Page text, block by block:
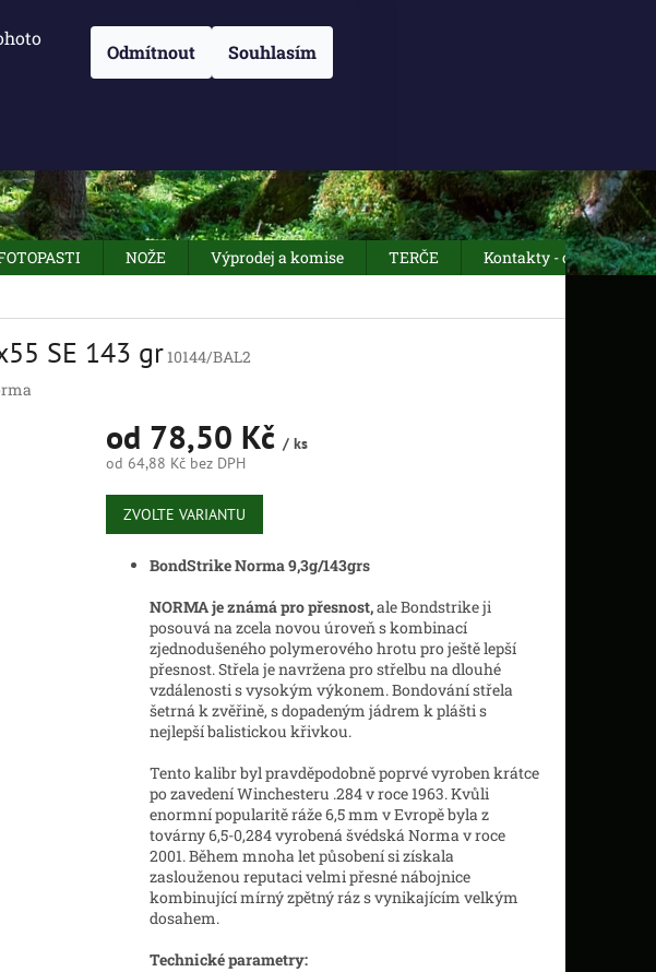
Odmítnout Souhlasím
NOŽE Výprodej a komise TERČE
Kontakty - otevírací
SE 143 gr 10144/BAL2
od 78,50 Kč / ks
od 64,88 Kčbez DPH
Měrná
cena:
ZVOLTE VARIANTU
BondStrike Norma 9,3g/143grs
NORMA je známá pro přesnost,ale Bondstrike ji
posouvá na zcela novou úroveň s kombinací
zjednodušeného polymerového hrotu pro ještě lepší
přesnost. Střela je navržena pro střelbu na dlouhé
vzdálenosti s vysokým výkonem. Bondování střela
šetrná k zvěřině, s dopadeným jádrem k plášti s
nejlepší balistickou křivkou.
Tento kalibr byl pravděpodobně poprvé vyroben krátce
po zavedení Winchesteru .284 v roce 1963. Kvůli
enormní popularitě ráže 6,5 mm v Evropě byla z
továrny 6,5-0,284 vyrobená švédská Norma v roce
2001. Během mnoha let působení si získala
zaslouženou reputaci velmi přesné nábojnice
kombinující mírný zpětný ráz s vynikajícím velkým
dosahem.
Technické parametry: